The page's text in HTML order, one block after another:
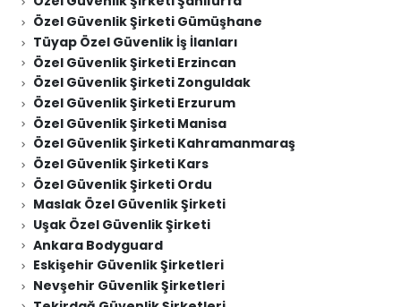
Özel Güvenlik Şirketi Gümüşhane
Tüyap Özel Güvenlik İş İlanları
Özel Güvenlik Şirketi Erzincan
Özel Güvenlik Şirketi Zonguldak
Özel Güvenlik Şirketi Erzurum
Özel Güvenlik Şirketi Manisa
Özel Güvenlik Şirketi Kahramanmaraş
Özel Güvenlik Şirketi Kars
Özel Güvenlik Şirketi Ordu
Maslak Özel Güvenlik Şirketi
Uşak Özel Güvenlik Şirketi
Ankara Bodyguard
Eskişehir Güvenlik Şirketleri
Nevşehir Güvenlik Şirketleri